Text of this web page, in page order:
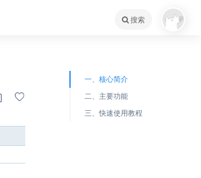
搜索
一、核心简介
二、主要功能
三、快速使用教程